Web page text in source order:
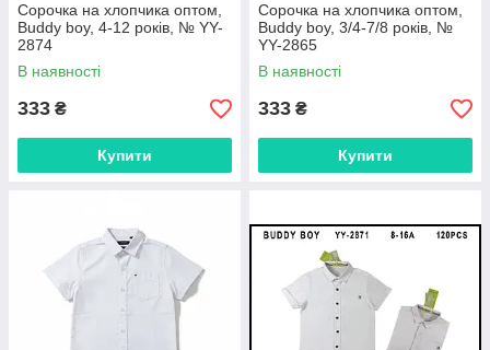
Сорочка на хлопчика оптом,
Buddy boy, 4-12 років, № YY-
2874
В наявності
333 ₴
Купити
Сорочка на хлопчика оптом,
Buddy boy, 3/4-7/8 років, №
YY-2865
В наявності
333 ₴
Купити